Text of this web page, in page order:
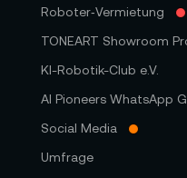
Roboter‑Vermietung
TONEART Showroom
KI-Robotik-Club e.V.
AI Pioneers WhatsApp
Social Media
Umfrage